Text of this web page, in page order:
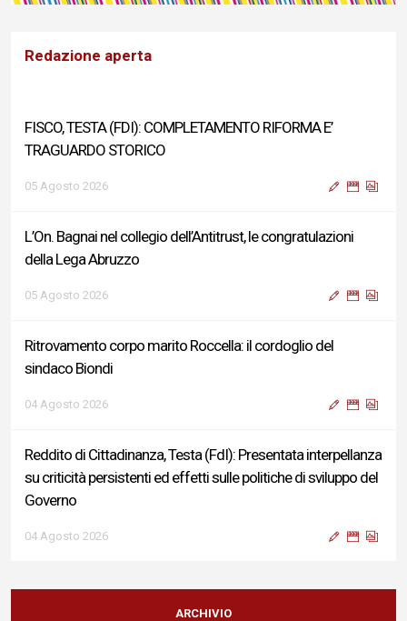
Redazione aperta
FISCO, TESTA (FDI): COMPLETAMENTO RIFORMA E’
TRAGUARDO STORICO
05 Agosto 2026
L’On. Bagnai nel collegio dell’Antitrust, le congratulazioni
della Lega Abruzzo
05 Agosto 2026
Ritrovamento corpo marito Roccella: il cordoglio del
sindaco Biondi
04 Agosto 2026
Reddito di Cittadinanza, Testa (FdI): Presentata interpellanza
su criticità persistenti ed effetti sulle politiche di sviluppo del
Governo
04 Agosto 2026
Sigismondi, Liris e Testa: “Profondo cordoglio e vicinanza al
Ministro Roccella e alla sua famiglia”
ARCHIVIO